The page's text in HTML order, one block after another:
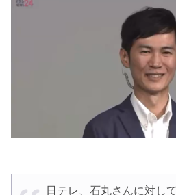
日テレ、石丸さんに対し